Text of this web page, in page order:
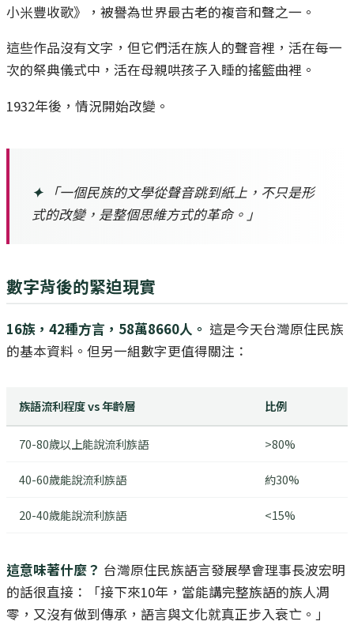
小米豐收歌》，被譽為世界最古老的複音和聲之一。
這些作品沒有文字，但它們活在族人的聲音裡，活在每一
次的祭典儀式中，活在母親哄孩子入睡的搖籃曲裡。
1932年後，情況開始改變。
✦「一個民族的文學從聲音跳到紙上，不只是形
式的改變，是整個思維方式的革命。」
數字背後的緊迫現實
16族，42種方言，58萬8660人。 這是今天台灣原住民族
的基本資料。但另一組數字更值得關注：
族語流利程度 vs 年齡層 比例
70-80歲以上能說流利族語 >80%
40-60歲能說流利族語 約30%
20-40歲能說流利族語 <15%
這意味著什麼？ 台灣原住民族語言發展學會理事長波宏明
的話很直接：「接下來10年，當能講完整族語的族人凋
零，又沒有做到傳承，語言與文化就真正步入衰亡。」